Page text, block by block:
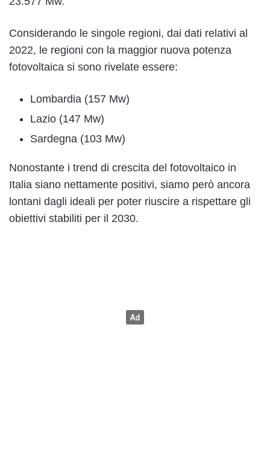
Considerando le singole regioni, dai dati relativi al
2022, le regioni con la maggior nuova potenza
fotovoltaica si sono rivelate essere:
Lombardia (157 Mw)
Lazio (147 Mw)
Sardegna (103 Mw)
Nonostante i trend di crescita del fotovoltaico in
Italia siano nettamente positivi, siamo però ancora
lontani dagli ideali per poter riuscire a rispettare gli
obiettivi stabiliti per il 2030.